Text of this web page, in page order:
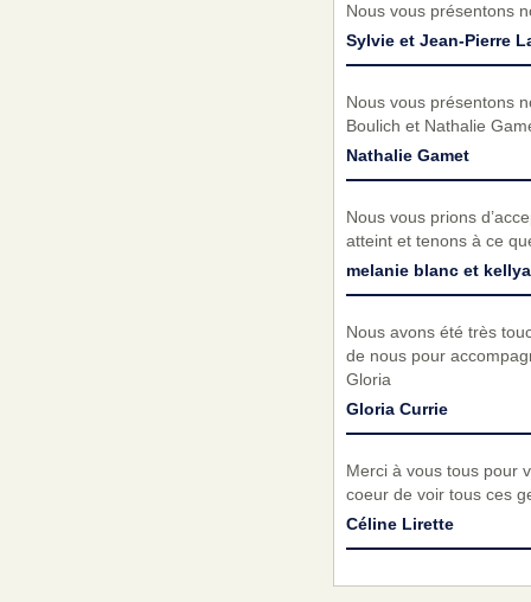
Nous vous présentons
Sylvie et Jean-Pierre
Nous vous présentons
Boulich et Nathalie
Nathalie Gamet
Nous vous prions
atteint et tenons à ce
melanie blanc et
Nous avons été très
de nous pour
Gloria
Gloria Currie
Merci à vous tous pour
coeur de voir tous ces
Céline Lirette